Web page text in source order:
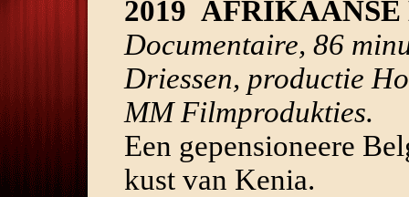
2019 AFRIKAANSE
Documentaire, 86
Driessen, productie
MM Filmprodukties.
Een gepensioneere
kust van Kenia.